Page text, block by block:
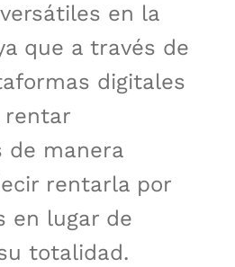
en la
que a través de
digitales
rentar
de manera
rentarla por
en lugar de
totalidad.